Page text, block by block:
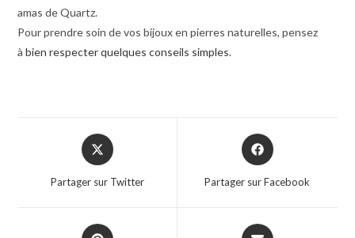
amas de Quartz.
Pour prendre soin de vos bijoux en pierres naturelles, pensez
àbien respecter quelques conseils simples.
Partager sur Twitter Partager sur Facebook